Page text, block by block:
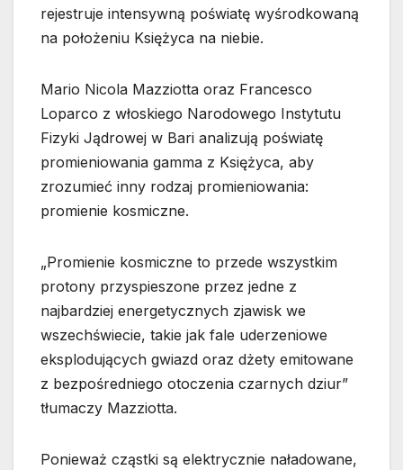
rejestruje intensywną poświatę wyśrodkowaną
na położeniu Księżyca na niebie.
Mario Nicola Mazziotta oraz Francesco
Loparco z włoskiego Narodowego Instytutu
Fizyki Jądrowej w Bari analizują poświatę
promieniowania gamma z Księżyca, aby
zrozumieć inny rodzaj promieniowania:
promienie kosmiczne.
„Promienie kosmiczne to przede wszystkim
protony przyspieszone przez jedne z
najbardziej energetycznych zjawisk we
wszechświecie, takie jak fale uderzeniowe
eksplodujących gwiazd oraz dżety emitowane
z bezpośredniego otoczenia czarnych dziur”
tłumaczy Mazziotta.
Ponieważ cząstki są elektrycznie naładowane,